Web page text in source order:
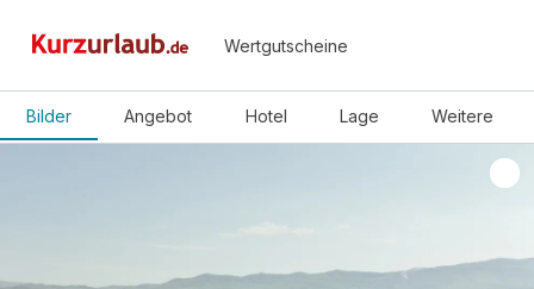
Wertgutscheine
Bilder Angebot Hotel Lage Weitere